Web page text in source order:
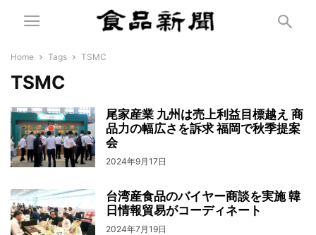
Home Tags TSMC
TSMC
尾家産業 九州は売上利益目標越え 商
品力の幅広さを訴求 福岡で秋季提案
会
2024年9月17日
台湾産食品のバイヤー商談を実施 韓
日情報貿易がコーディネート
2024年7月19日